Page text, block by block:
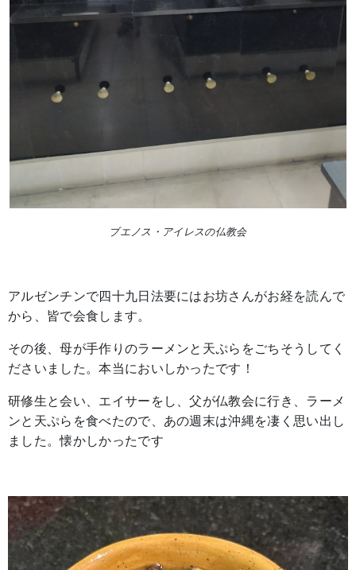
ブエノス・アイレスの仏教会
アルゼンチンで四十九日法要にはお坊さんがお経を読んで
から、皆で会食します。
その後、母が手作りのラーメンと天ぷらをごちそうしてく
ださいました。本当においしかったです！
研修生と会い、エイサーをし、父が仏教会に行き、ラーメ
ンと天ぷらを食べたので、あの週末は沖縄を凄く思い出し
ました。懐かしかったです